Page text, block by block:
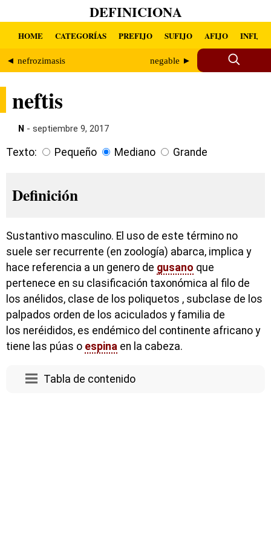
DEFINICIONA
HOME CATEGORÍAS PREFIJO SUFIJO AFIJO INFIJO
◄ nefrozimasis negable ►
neftis
N - septiembre 9, 2017
Texto: Pequeño Mediano Grande
Definición
Sustantivo masculino. El uso de este término no
suele ser recurrente (en zoología) abarca, implica y
hace referencia a un genero de gusano que
pertenece en su clasificación taxonómica al filo de
los anélidos, clase de los poliquetos , subclase de los
palpados orden de los aciculados y familia de
los neréididos, es endémico del continente africano y
tiene las púas o espina en la cabeza.
Tabla de contenido